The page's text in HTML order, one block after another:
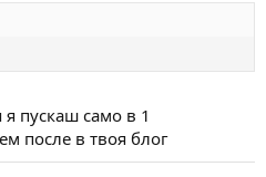
пускаш само в 1
после в твоя блог